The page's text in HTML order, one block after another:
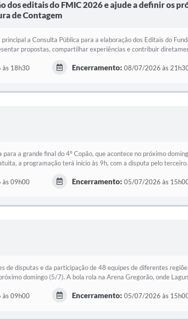
dos editais do FMIC 2026 e ajude a definir os
de Contagem
a Consulta Pública para a elaboração dos Editais do
propostas, compartilhar experiências e contribuir
18h30 Encerramento: 08/07/2026 às
a grande final do 4º Copão, que acontece no próximo
a programação terá início às 9h, com a disputa pelo
09h00 Encerramento: 05/07/2026 às
de disputas e da participação de 48 equipes de diferentes
domingo (5/7). A bola rola na Arena Gregorão, onde
09h00 Encerramento: 05/07/2026 às